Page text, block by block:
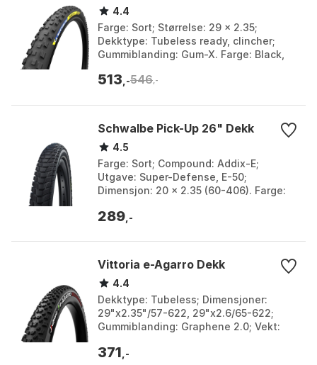
4.4
Farge: Sort; Størrelse: 29 x 2.35;
Dekktype: Tubeless ready, clincher;
Gummiblanding: Gum-X. Farge: Black,
513 ,-546,-
Schwalbe Pick-Up 26" Dekk
4.5
Farge: Sort; Compound: Addix-E;
Utgave: Super-Defense, E-50;
Dimensjon: 20 x 2.35 (60-406). Farge:
2.35, 26" x 2.15, ...
289 ,-
Vittoria e-Agarro Dekk
4.4
Dekktype: Tubeless; Dimensjoner:
29"x2.35"/57-622, 29"x2.6/65-622;
Gummiblanding: Graphene 2.0; Vekt:
Bredde: 65mm. Farge: Anth...
371 ,-